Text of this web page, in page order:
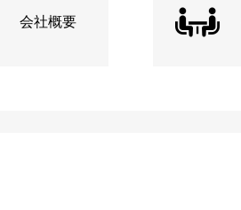
会社概要